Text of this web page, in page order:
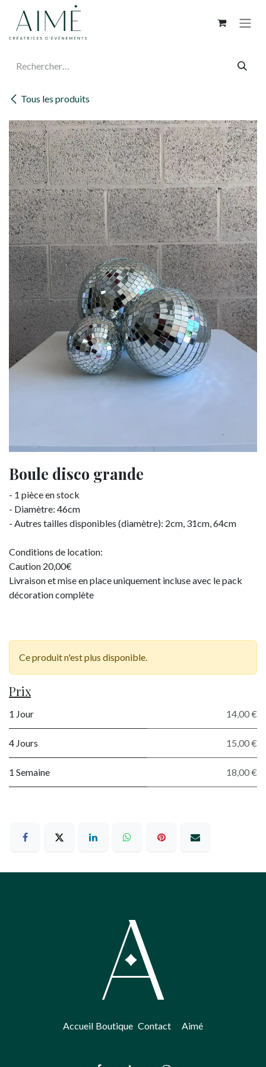
Se rendre au contenu
Tous les produits
Boule disco grande
- 1 pièce en stock
- Diamètre: 46cm
- Autres tailles disponibles (diamètre): 2cm, 31cm, 64cm
Conditions de location:
Caution 20,00€
Livraison et mise en place uniquement incluse avec le pack
décoration complète
Ce produit n'est plus disponible.
Prix
1 Jour 14,00 €
4 Jours 15,00 €
1 Semaine 18,00 €
Accueil Boutique ​Contact Aimé